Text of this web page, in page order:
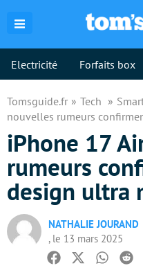
Electricité Forfaits box
Tomsguide.fr Tech
nouvelles rumeurs
iPhone 17
rumeurs
design ultra
NATHALIE JOURAND
, le 13 mars 2025
Facebook
TwitterWhatsapp